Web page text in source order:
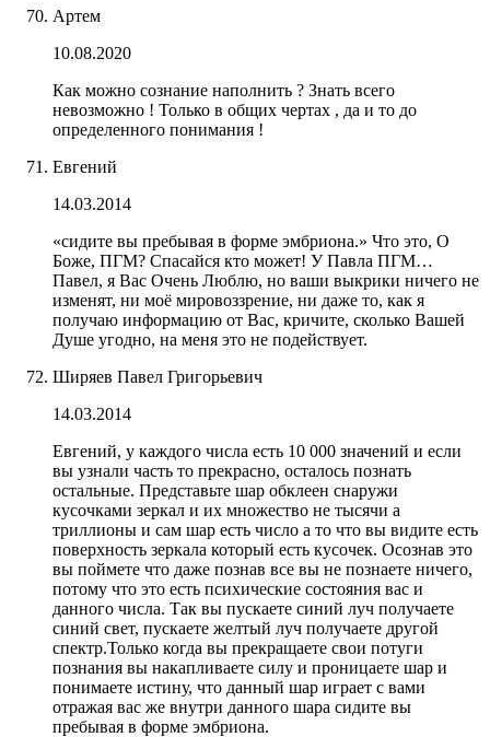
Артем
10.08.2020
Как можно сознание наполнить ? Знать всего
невозможно ! Только в общих чертах , да и то до
определенного понимания !
Евгений
14.03.2014
«сидите вы пребывая в форме эмбриона.» Что это, О
Боже, ПГМ? Спасайся кто может! У Павла ПГМ…
Павел, я Вас Очень Люблю, но ваши выкрики ничего не
изменят, ни моё мировоззрение, ни даже то, как я
получаю информацию от Вас, кричите, сколько Вашей
Душе угодно, на меня это не подействует.
Ширяев Павел Григорьевич
14.03.2014
Евгений, у каждого числа есть 10 000 значений и если
вы узнали часть то прекрасно, осталось познать
остальные. Представьте шар обклеен снаружи
кусочками зеркал и их множество не тысячи а
триллионы и сам шар есть число а то что вы видите есть
поверхность зеркала который есть кусочек. Осознав это
вы поймете что даже познав все вы не познаете ничего,
потому что это есть психические состояния вас и
данного числа. Так вы пускаете синий луч получаете
синий свет, пускаете желтый луч получаете другой
спектр.Только когда вы прекращаете свои потуги
познания вы накапливаете силу и проницаете шар и
понимаете истину, что данный шар играет с вами
отражая вас же внутри данного шара сидите вы
пребывая в форме эмбриона.